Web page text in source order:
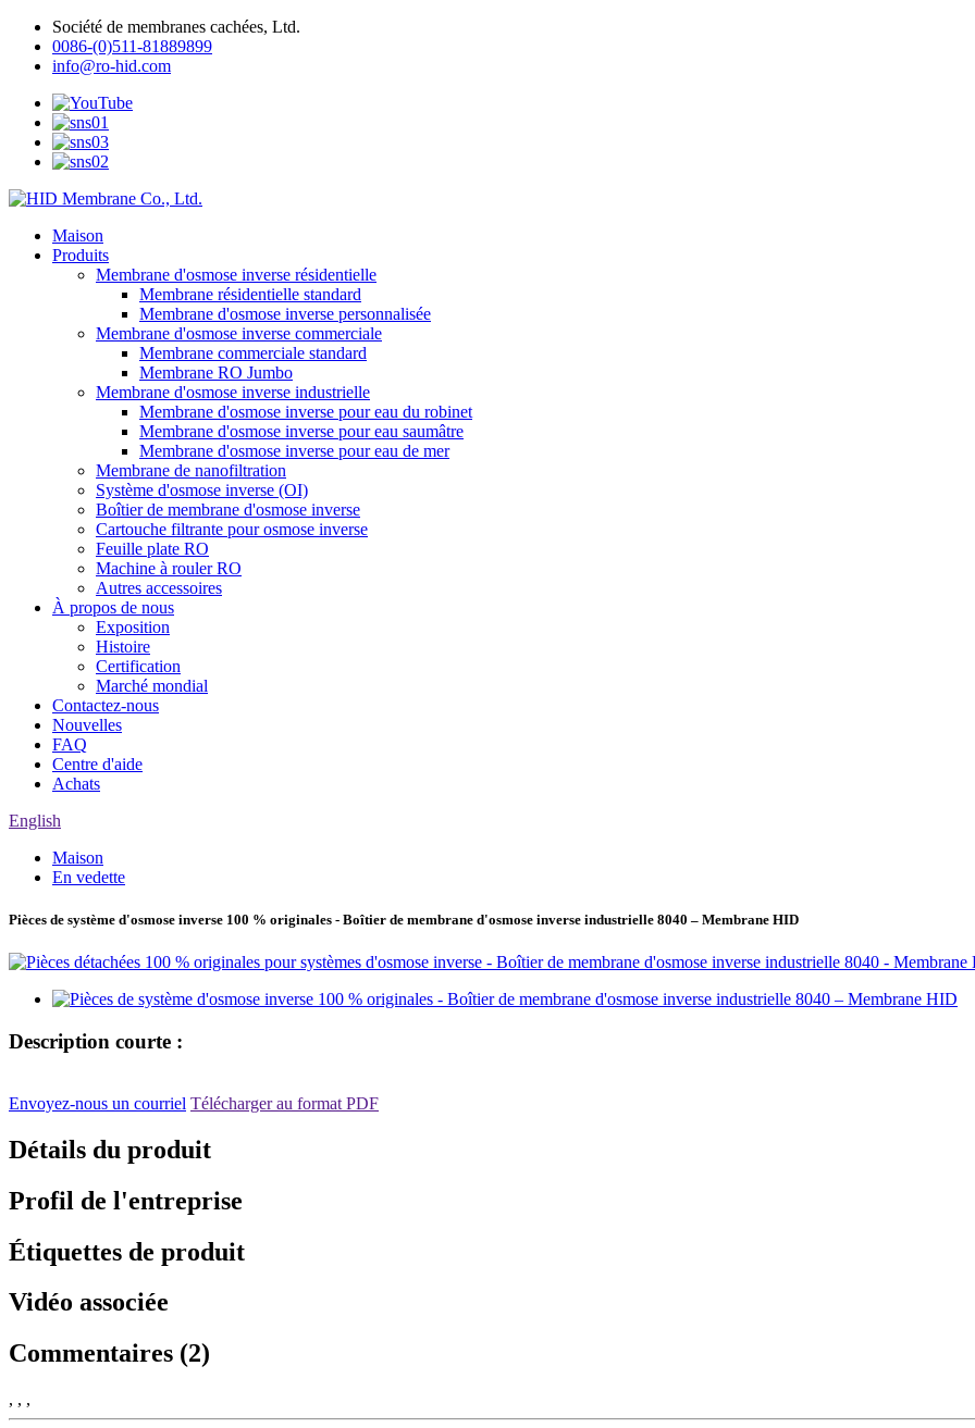
Société de membranes cachées, Ltd.
0086-(0)511-81889899
info@ro-hid.com
Maison
Produits
Membrane d'osmose inverse résidentielle
Membrane résidentielle standard
Membrane d'osmose inverse personnalisée
Membrane d'osmose inverse commerciale
Membrane commerciale standard
Membrane RO Jumbo
Membrane d'osmose inverse industrielle
Membrane d'osmose inverse pour eau du robinet
Membrane d'osmose inverse pour eau saumâtre
Membrane d'osmose inverse pour eau de mer
Membrane de nanofiltration
Système d'osmose inverse (OI)
Boîtier de membrane d'osmose inverse
Cartouche filtrante pour osmose inverse
Feuille plate RO
Machine à rouler RO
Autres accessoires
À propos de nous
Exposition
Histoire
Certification
Marché mondial
Contactez-nous
Nouvelles
FAQ
Centre d'aide
Achats
English
Maison
En vedette
Pièces de système d'osmose inverse 100 % originales - Boîtier de membrane d'osmose inverse industrielle 8040 – Membrane HID
Description courte :
Envoyez-nous un courriel Télécharger au format PDF
Détails du produit
Profil de l'entreprise
Étiquettes de produit
Vidéo associée
Commentaires (2)
, , ,